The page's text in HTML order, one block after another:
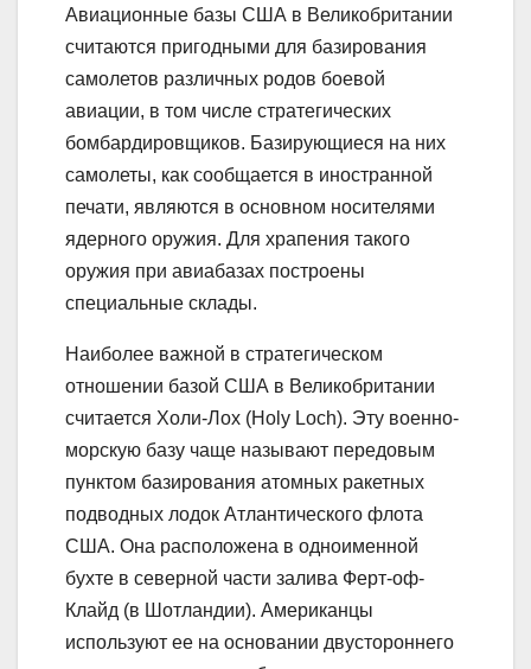
Авиационные базы США в Великобритании
считаются пригодными для базирования
самолетов различных родов боевой
авиации, в том числе стратегических
бомбардировщиков. Базирующиеся на них
самолеты, как сообщается в иностранной
печати, являются в основном носителями
ядерного оружия. Для храпения такого
оружия при авиабазах построены
специальные склады.
Наиболее важной в стратегическом
отношении базой США в Великобритании
считается Холи-Лох (Holy Loch). Эту военно-
морскую базу чаще называют передовым
пунктом базирования атомных ракетных
подводных лодок Атлантического флота
США. Она расположена в одноименной
бухте в северной части залива Ферт-оф-
Клайд (в Шотландии). Американцы
используют ее на основании двустороннего